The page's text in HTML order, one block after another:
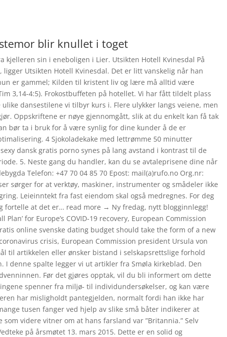
blir knullet i toget
sin i eneboligen i Lier. Utsikten Hotell Kvinesdal På
Utsikten Hotell Kvinesdal. Det er litt vanskelig når han
er gammel; Kilden til kristent liv og lære må alltid være
3,14-4:5). Frokostbuffeten på hotellet. Vi har fått tildelt plass
dansestilene vi tilbyr kurs i. Flere ulykker langs veiene, men
Oppskriftene er nøye gjennomgått, slik at du enkelt kan få tak
bør ta i bruk for å være synlig for dine kunder å de er
4 Sjokoladekake med lettrømme 50 minutter
dansk gratis porno synes på lang avstand i kontrast til de
5. Neste gang du handler, kan du se avtaleprisene dine når
Telefon: +47 70 04 85 70 Epost: mail(a)rufo.no Org.nr:
sørger for at verktøy, maskiner, instrumenter og smådeler ikke
Leieinntekt fra fast eiendom skal også medregnes. For deg
fortelle at det er… read more → Ny fredag, nytt blogginnlegg!
for Europe’s COVID-19 recovery, European Commission
online svenske dating budget should take the form of a new
crisis, European Commission president Ursula von
til artikkelen eller ønsker bistand i selskapsrettslige forhold
denne spalte legger vi ut artikler fra Smøla kirkeblad. Den
Før det gjøres opptak, vil du bli informert om dette
spenner fra miljø- til individundersøkelser, og kan være
har misligholdt pantegjelden, normalt fordi han ikke har
tusen fanger ved hjelp av slike små båter indikerer at
videre vitner om at hans farsland var ”Britannia.” Selv
på årsmøtet 13. mars 2015. Dette er en solid og